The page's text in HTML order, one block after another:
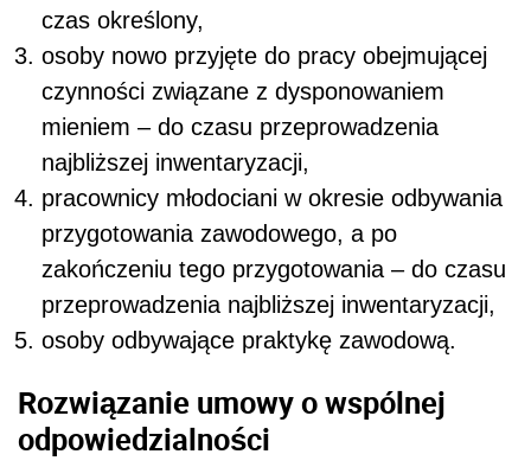
czas określony,
osoby nowo przyjęte do pracy obejmującej
czynności związane z dysponowaniem
mieniem – do czasu przeprowadzenia
najbliższej inwentaryzacji,
pracownicy młodociani w okresie odbywania
przygotowania zawodowego, a po
zakończeniu tego przygotowania – do czasu
przeprowadzenia najbliższej inwentaryzacji,
osoby odbywające praktykę zawodową.
Rozwiązanie umowy o wspólnej
odpowiedzialności